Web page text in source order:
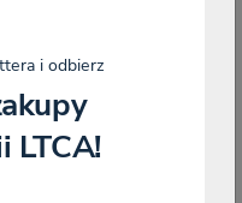
2051
i odbierz
LTCA!